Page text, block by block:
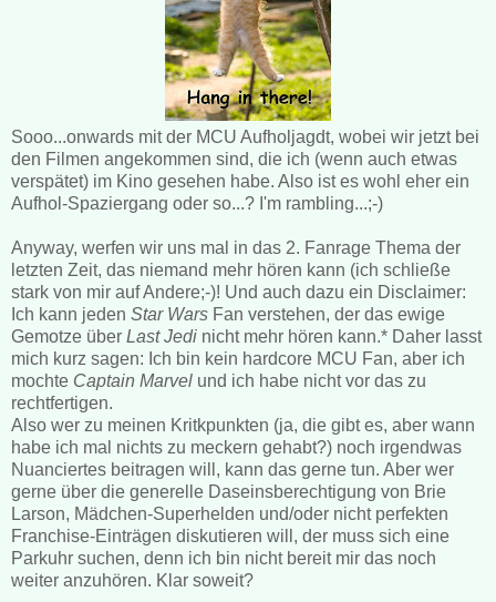
Sooo...onwards mit der MCU Aufholjagdt, wobei wir jetzt bei
den Filmen angekommen sind, die ich (wenn auch etwas
verspätet) im Kino gesehen habe. Also ist es wohl eher ein
Aufhol-Spaziergang oder so...? I'm rambling...;-)
Anyway, werfen wir uns mal in das 2. Fanrage Thema der
letzten Zeit, das niemand mehr hören kann (ich schließe
stark von mir auf Andere;-)! Und auch dazu ein Disclaimer:
Ich kann jeden Star Wars Fan verstehen, der das ewige
Gemotze über Last Jedi nicht mehr hören kann.* Daher lasst
mich kurz sagen: Ich bin kein hardcore MCU Fan, aber ich
mochte Captain Marvel und ich habe nicht vor das zu
rechtfertigen.
Also wer zu meinen Kritkpunkten (ja, die gibt es, aber wann
habe ich mal nichts zu meckern gehabt?) noch irgendwas
Nuanciertes beitragen will, kann das gerne tun. Aber wer
gerne über die generelle Daseinsberechtigung von Brie
Larson, Mädchen-Superhelden und/oder nicht perfekten
Franchise-Einträgen diskutieren will, der muss sich eine
Parkuhr suchen, denn ich bin nicht bereit mir das noch
weiter anzuhören. Klar soweit?